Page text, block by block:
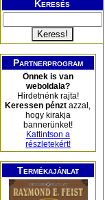
Keresés
Partnerprogram
Önnek is van
weboldala?
Hirdetnénk rajta!
Keressen pénzt azzal,
hogy kirakja
bannerünket!
Kattintson a
részletekért!
Termékajánlat